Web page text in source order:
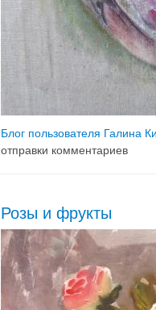
Блог пользователя Галина
отправки комментариев
Розы и фрукты